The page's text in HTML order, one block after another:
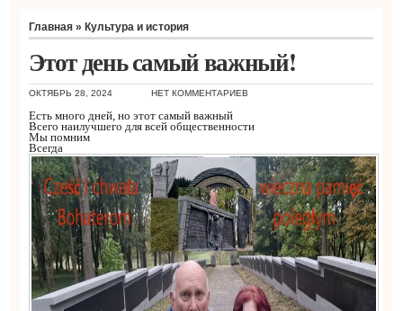
Главная » Культура и история
Этот день самый важный!
ОКТЯБРЬ 28, 2024 НЕТ КОММЕНТАРИЕВ
Есть много дней, но этот самый важный
Всего наилучшего для всей общественности
Мы помним
Всегда